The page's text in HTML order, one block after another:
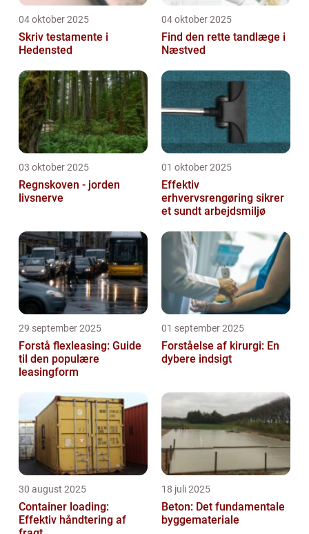
04 oktober 2025
Skriv testamente i
Hedensted
04 oktober 2025
Find den rette tandlæge i
Næstved
03 oktober 2025
Regnskoven - jorden
livsnerve
01 oktober 2025
Effektiv
erhvervsrengøring sikrer
et sundt arbejdsmiljø
29 september 2025
Forstå flexleasing: Guide
til den populære
leasingform
01 september 2025
Forståelse af kirurgi: En
dybere indsigt
30 august 2025
Container loading:
Effektiv håndtering af
18 juli 2025
Beton: Det fundamentale
byggemateriale